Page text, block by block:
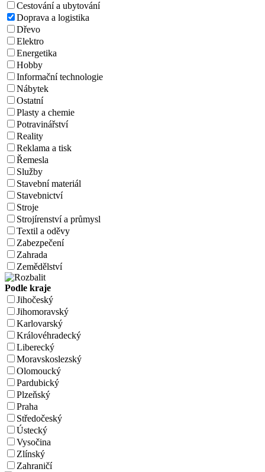
Cestování a ubytování
Doprava a logistika
Dřevo
Elektro
Energetika
Hobby
Informační technologie
Nábytek
Ostatní
Plasty a chemie
Potravinářství
Reality
Reklama a tisk
Řemesla
Služby
Stavební materiál
Stavebnictví
Stroje
Strojírenství a průmysl
Textil a oděvy
Zabezpečení
Zahrada
Zemědělství
Podle kraje
Jihočeský
Jihomoravský
Karlovarský
Královéhradecký
Liberecký
Moravskoslezský
Olomoucký
Pardubický
Plzeňský
Praha
Středočeský
Ústecký
Vysočina
Zlínský
Zahraničí